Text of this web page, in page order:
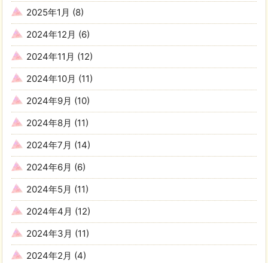
2025年1月 (8)
2024年12月 (6)
2024年11月 (12)
2024年10月 (11)
2024年9月 (10)
2024年8月 (11)
2024年7月 (14)
2024年6月 (6)
2024年5月 (11)
2024年4月 (12)
2024年3月 (11)
2024年2月 (4)